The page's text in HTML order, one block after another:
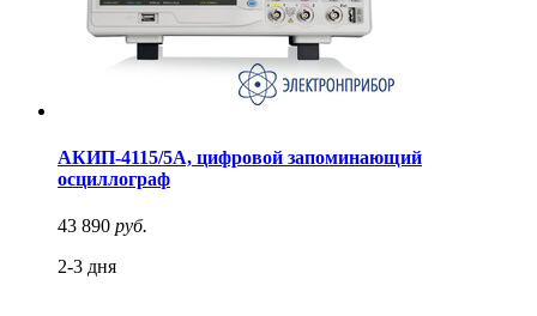
АКИП-4115/5А, цифровой запоминающий
осциллограф
43 890 руб.
2-3 дня